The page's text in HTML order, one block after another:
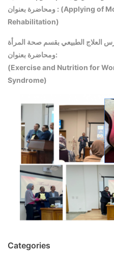
ومحاضرة بعنوان : (Applying of Motor Learning and Control in
Rehabilitation)
العلاج الطبيعي بقسم صحة المرأة
ومحاضرة بعنوان:
(Exercise and Nutrition for
Syndrome)
Categories